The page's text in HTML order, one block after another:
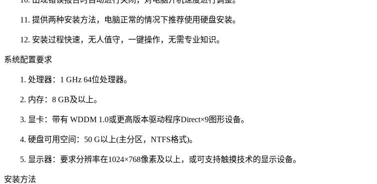
11. 提供两种安装方法，电脑正常的情况下推荐使用硬盘安装。
12. 安装过程快速，无人值守，一键操作，无需专业知识。
系统配置要求
1. 处理器：1 GHz 64位处理器。
2. 内存：8 GB及以上。
3. 显卡：带有 WDDM 1.0或更高版本驱动程序Direct×9图形设备。
4. 硬盘可用空间：50 G以上(主分区，NTFS格式)。
5. 显示器：要求分辨率在1024×768像素及以上，或可支持触摸技术的显示设备。
安装方法